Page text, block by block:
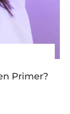
Primer?